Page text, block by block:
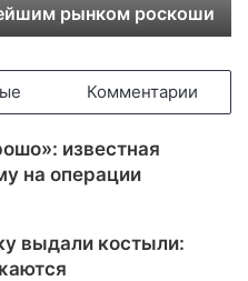
рынком роскоши
Комментарии
известная
на операции
выдали костыли: